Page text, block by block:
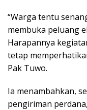
“Warga tentu
membuka peluang
Harapannya
tetap
Pak Tuwo.
Ia menambahkan,
pengiriman